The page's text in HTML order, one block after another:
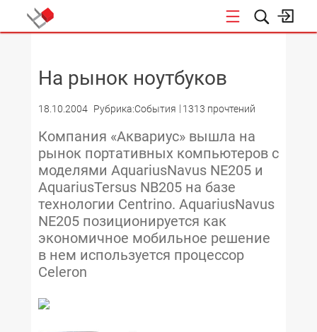
На рынок ноутбуков
18.10.2004 Рубрика:События 1313 прочтений
Компания «Аквариус» вышла на
рынок портативных компьютеров с
моделями AquariusNavus NE205 и
AquariusTersus NB205 на базе
технологии Centrino. AquariusNavus
NE205 позиционируется как
экономичное мобильное решение
в нем используется процессор
Celeron